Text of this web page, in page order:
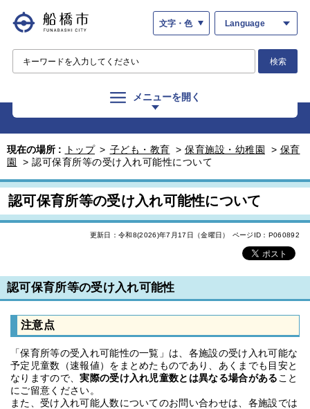
文字・色 Language
検索
メニューを開く
現在の場所 : トップ > 子ども・教育 > 保育施設・幼稚園 > 保育
園
> 認可保育所等の受け入れ可能性について
認可保育所等の受け入れ可能性について
更新日：令和8(2026)年7月17日（金曜日） ページID：P060892
認可保育所等の受け入れ可能性
注意点
「保育所等の受入れ可能性の一覧」は、各施設の受け入れ可能な
予定児童数（速報値）をまとめたものであり、あくまでも目安と
なりますので、実際の受け入れ児童数とは異なる場合がある こと
にご留意ください。
また、受け入れ可能人数についてのお問い合わせは、各施設では